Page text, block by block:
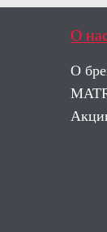
О
О